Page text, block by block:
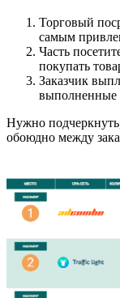
Торговый
самым
Часть
покупать
Заказчик
выполненные
Нужно
обоюдно между